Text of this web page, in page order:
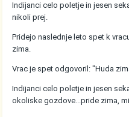
Indijanci celo poletje in jesen
nikoli prej.
Pridejo naslednje leto spet k
zima.
Vrac je spet odgovoril: "Huda
Indijanci celo poletje in jesen
okoliske gozdove...pride zima,